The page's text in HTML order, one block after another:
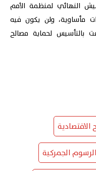
النهائي لمنظمة الأمم
مأساوية، ولن يكون فيه
بالتأسيس لحماية مصالح
الاقتصادية
الرسوم الجمركية